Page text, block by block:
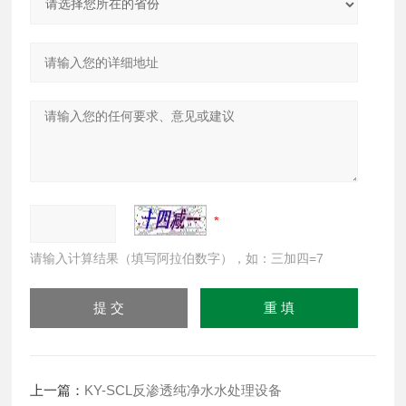
请输入计算结果（填写阿拉伯数字），如：三加四=7
上一篇： KY-SCL反渗透纯净水水处理设备